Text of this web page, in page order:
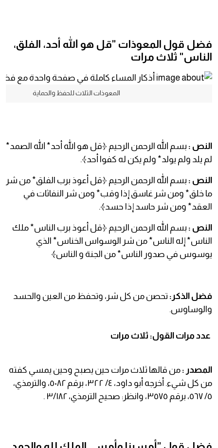
فضل قول المعوذات "قل هو الله أحد، الفلق،
الناس" ثلاث مرات
المعوذات الثلاث للحفظ والحماية
النص : بسم الله الرحمن الرحيم ﴿قل هو الله أحد* الله الصمد*
لم يلد ولم يولد* ولم يكن له كفوا أحد﴾.
النص : بسم الله الرحمن الرحيم ﴿قل أعوذ برب الفلق* من شر
ما خلق* ومن شر غاسق إذا وقب* ومن شر النفاثات في
العقد* ومن شر حاسد إذا حسد﴾.
النص : بسم الله الرحمن الرحيم ﴿قل أعوذ برب الناس* ملك
الناس* إله الناس* من شر الوسواس الخناس* الذي
يوسوس في صدور الناس* من الجنة و الناس﴾
فضل الذكر: تحصن من كل شر، وتحفظ من العين والحسد
والوساوس.
عدد مرات القول: ثلاث مرات
المصدر : من قالها ثلاث مرات حين يصبح وحين يمسي كفته
من كل شيء. أخرجه أبو داود، ٤/ ٣٢٢، برقم ٥٠٨٢، والترمذي،
٥/ ٥٦٧، برقم ٣٥٧٥، وانظر: صحيح الترمذي، ٣/١٨٢ .